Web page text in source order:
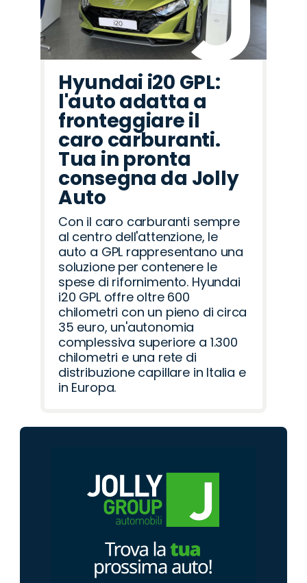
Hyundai i20 GPL:
l'auto adatta a
fronteggiare il
caro carburanti.
Tua in pronta
consegna da Jolly
Auto
Con il caro carburanti sempre
al centro dell'attenzione, le
auto a GPL rappresentano una
soluzione per contenere le
spese di rifornimento. Hyundai
i20 GPL offre oltre 600
chilometri con un pieno di circa
35 euro, un'autonomia
complessiva superiore a 1.300
chilometri e una rete di
distribuzione capillare in Italia e
in Europa.